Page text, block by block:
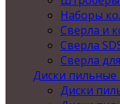
Наборы
Сверла и
Сверла
Сверла
Диски пильные
Диски